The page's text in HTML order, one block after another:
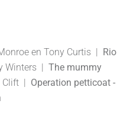
en Tony Curtis |
Winters | The mummy
Clift | Operation petticoat -